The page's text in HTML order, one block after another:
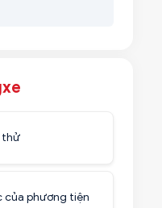
thử
của phương tiện